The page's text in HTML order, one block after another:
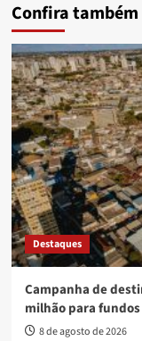
Confira também
Destaques
Campanha de
milhão para
8 de agosto de 2026